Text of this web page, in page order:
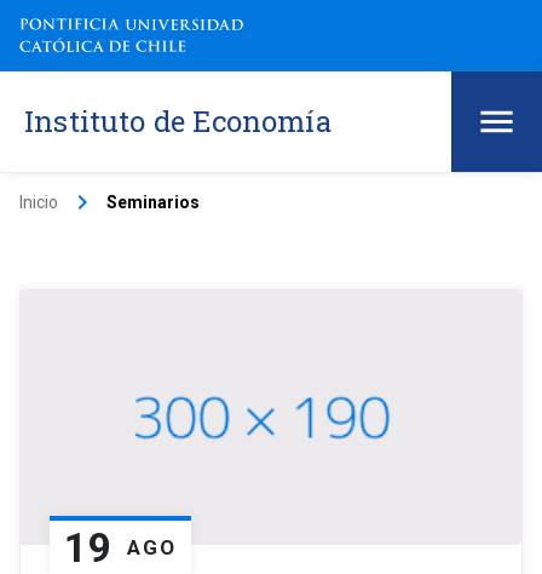
Instituto de Economía
Inicio keyboard_arrow_right Seminarios
19 AGO